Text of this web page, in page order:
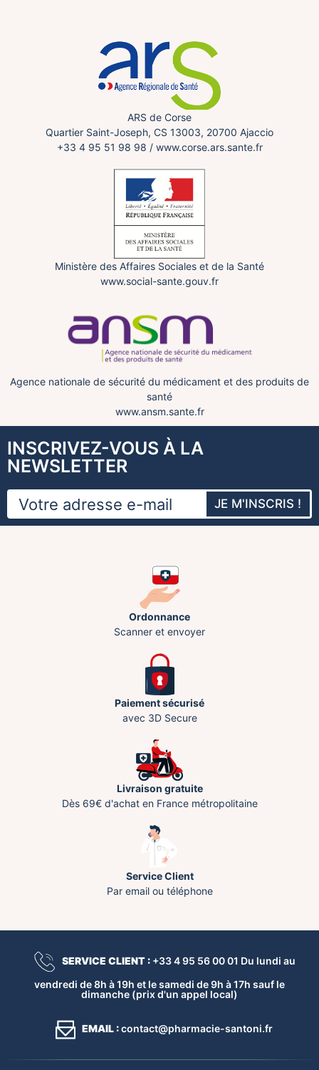
ARS de Corse
Quartier Saint-Joseph, CS 13003, 20700 Ajaccio
+33 4 95 51 98 98 / www.corse.ars.sante.fr
Ministère des Affaires Sociales et de la Santé
www.social-sante.gouv.fr
Agence nationale de sécurité du médicament et des produits de
santé
www.ansm.sante.fr
INSCRIVEZ-VOUS À LA
NEWSLETTER
JE M'INSCRIS !
Ordonnance
Scanner et envoyer
Paiement sécurisé
avec 3D Secure
Livraison gratuite
Dès 69€ d'achat en France métropolitaine
Service Client
Par email ou téléphone
SERVICE CLIENT :+33 4 95 56 00 01 Du lundi au
vendredi de 8h à 19h et le samedi de 9h à 17h sauf le
dimanche (prix d'un appel local)
EMAIL :contact@pharmacie-santoni.fr